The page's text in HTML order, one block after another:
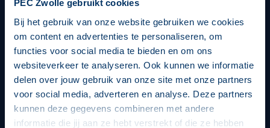
PEC Zwolle gebruikt cookies
Bij het gebruik van onze website gebruiken we cookies
om content en advertenties te personaliseren, om
functies voor social media te bieden en om ons
websiteverkeer te analyseren. Ook kunnen we informatie
delen over jouw gebruik van onze site met onze partners
voor social media, adverteren en analyse. Deze partners
kunnen deze gegevens combineren met andere
informatie die jij aan ze hebt verstrekt of die ze hebben